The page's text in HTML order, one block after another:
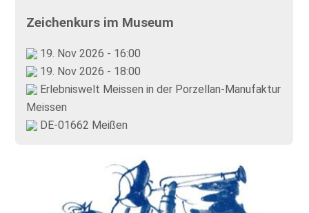
Zeichenkurs im Museum
19. Nov 2026 - 16:00
19. Nov 2026 - 18:00
Erlebniswelt Meissen in der Porzellan-Manufaktur
Meissen
DE-01662 Meißen